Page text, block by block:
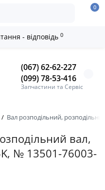
(067) 62-62-227
(099) 78-53-416
Запчастини та Сервіс
0
Вал розподільний,
вал,
№ 13501-76003-
- відповідь 0